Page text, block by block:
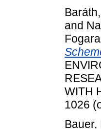
and
WITH
1026
Bauer,